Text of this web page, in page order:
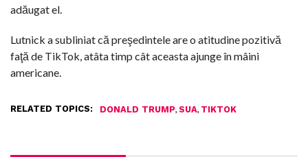
adăugat el.
Lutnick a subliniat că preşedintele are o atitudine pozitivă
faţă de TikTok, atâta timp cât aceasta ajunge în mâini
americane.
RELATED TOPICS: DONALD TRUMP, SUA, TIKTOK